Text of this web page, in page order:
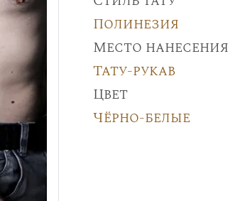
Полинезия
Место нанесения
Тату-рукав
Цвет
Чёрно-белые